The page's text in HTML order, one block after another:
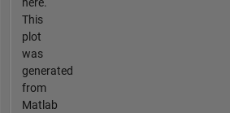
here.
This
plot
was
generated
from
Matlab